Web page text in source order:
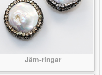
Järn-ringar